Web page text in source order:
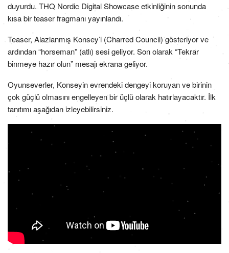
duyurdu. THQ Nordic Digital Showcase etkinliğinin sonunda
kısa bir teaser fragmanı yayınlandı.
Teaser, Alazlanmış Konsey’i (Charred Council) gösteriyor ve
ardından “horseman” (atlı) sesi geliyor. Son olarak “Tekrar
binmeye hazır olun” mesajı ekrana geliyor.
Oyunseverler, Konseyin evrendeki dengeyi koruyan ve birinin
çok güçlü olmasını engelleyen bir üçlü olarak hatırlayacaktır. İlk
tanıtımı aşağıdan izleyebilirsiniz.